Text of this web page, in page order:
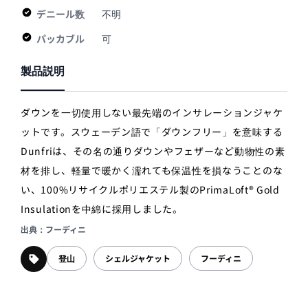
デニール数
不明
パッカブル
可
製品説明
ダウンを一切使用しない最先端のインサレーションジャケ
ットです。スウェーデン語で「ダウンフリー」を意味する
Dunfriは、その名の通りダウンやフェザーなど動物性の素
材を排し、軽量で暖かく濡れても保温性を損なうことのな
い、100%リサイクルポリエステル製のPrimaLoft® Gold
Insulationを中綿に採用しました。
出典：フーディニ
登山 シェルジャケット フーディニ